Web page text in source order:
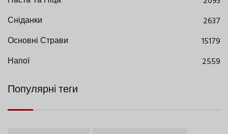
Сніданки
2637
Основні Страви
15179
Напої
2559
Популярні теги